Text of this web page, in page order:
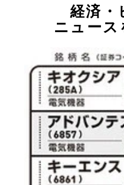
経済・
ニュース